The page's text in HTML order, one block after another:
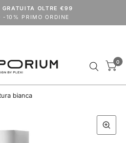
GRATUITA OLTRE €99
-10% PRIMO ORDINE
dal 24 agosto.
su tutto il catalogo (outlet escluso)
0
bianca